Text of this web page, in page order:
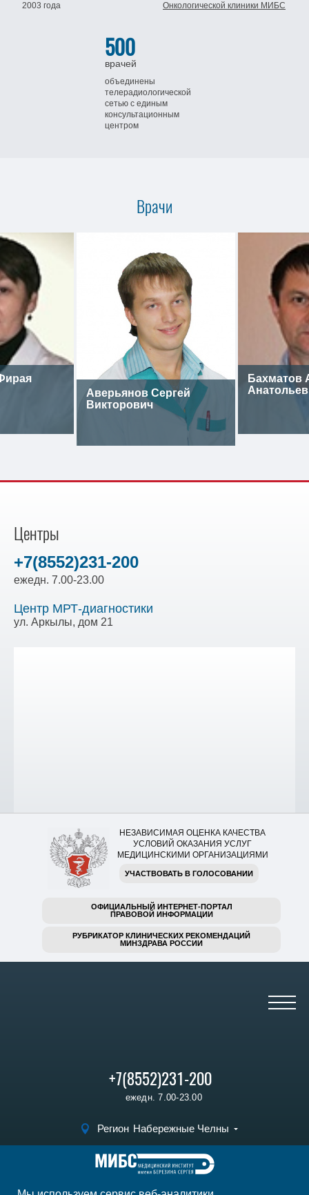
2003 года
Онкологической клиники МИБС
500
врачей
объединены
телерадиологической
сетью с единым
консультационным
центром
Врачи
Аверьянов Сергей
Викторович
Бахматов
Центры
+7(8552)231-200
ежедн. 7.00-23.00
Центр МРТ-диагностики
ул. Аркылы, дом 21
НЕЗАВИСИМАЯ ОЦЕНКА КАЧЕСТВА
УСЛОВИЙ ОКАЗАНИЯ УСЛУГ
МЕДИЦИНСКИМИ ОРГАНИЗАЦИЯМИ
УЧАСТВОВАТЬ В ГОЛОСОВАНИИ
ОФИЦИАЛЬНЫЙ ИНТЕРНЕТ-ПОРТАЛ
ПРАВОВОЙ ИНФОРМАЦИИ
РУБРИКАТОР КЛИНИЧЕСКИХ РЕКОМЕНДАЦИЙ
МИНЗДРАВА РОССИИ
+7(8552)231-200
ежедн. 7.00-23.00
Регион Набережные Челны
Записаться на прием